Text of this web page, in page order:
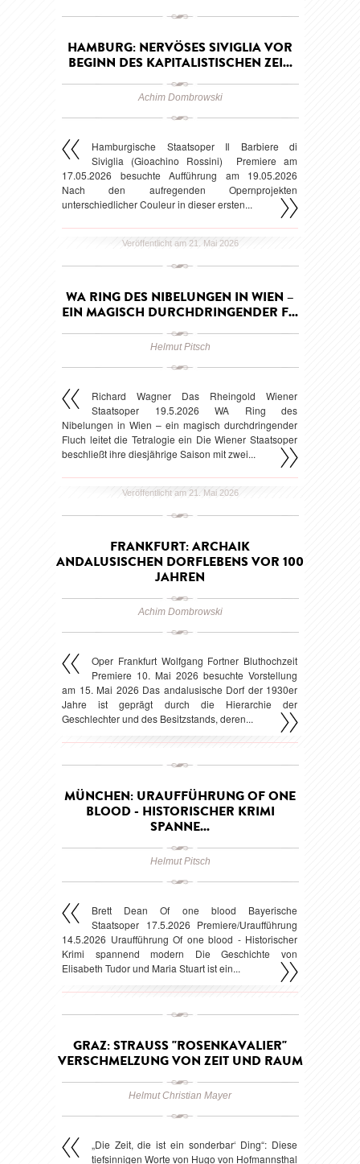
HAMBURG: NERVÖSES SIVIGLIA VOR
BEGINN DES KAPITALISTISCHEN ZEI...
Achim Dombrowski
Hamburgische Staatsoper Il Barbiere di
Siviglia (Gioachino Rossini) Premiere am
17.05.2026 besuchte Aufführung am 19.05.2026
Nach den aufregenden Opernprojekten
unterschiedlicher Couleur in dieser ersten...
Veröffentlicht am 21. Mai 2026
WA RING DES NIBELUNGEN IN WIEN –
EIN MAGISCH DURCHDRINGENDER F...
Helmut Pitsch
Richard Wagner Das Rheingold Wiener
Staatsoper 19.5.2026 WA Ring des
Nibelungen in Wien – ein magisch durchdringender
Fluch leitet die Tetralogie ein Die Wiener Staatsoper
beschließt ihre diesjährige Saison mit zwei...
Veröffentlicht am 21. Mai 2026
FRANKFURT: ARCHAIK
ANDALUSISCHEN DORFLEBENS VOR 100
JAHREN
Achim Dombrowski
Oper Frankfurt Wolfgang Fortner Bluthochzeit
Premiere 10. Mai 2026 besuchte Vorstellung
am 15. Mai 2026 Das andalusische Dorf der 1930er
Jahre ist geprägt durch die Hierarchie der
Geschlechter und des Besitzstands, deren...
MÜNCHEN: URAUFFÜHRUNG OF ONE
BLOOD - HISTORISCHER KRIMI
SPANNE...
Helmut Pitsch
Brett Dean Of one blood Bayerische
Staatsoper 17.5.2026 Premiere/Uraufführung
14.5.2026 Uraufführung Of one blood - Historischer
Krimi spannend modern Die Geschichte von
Elisabeth Tudor und Maria Stuart ist ein...
GRAZ: STRAUSS "ROSENKAVALIER"
VERSCHMELZUNG VON ZEIT UND RAUM
Helmut Christian Mayer
„Die Zeit, die ist ein sonderbar‘ Ding“: Diese
tiefsinnigen Worte von Hugo von Hofmannsthal